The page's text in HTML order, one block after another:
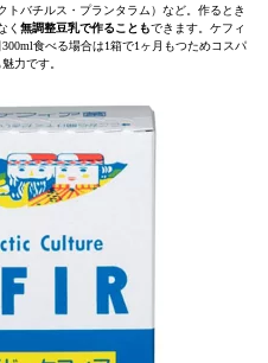
トバチルス・プランタラム）など。作るとき
く 無調整豆乳で作ることもできます。ケフィ
食べる場合は1箱で1ヶ月もつためコスパ
力です。